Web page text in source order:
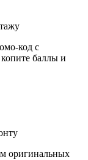
код с
баллы и
оригинальных